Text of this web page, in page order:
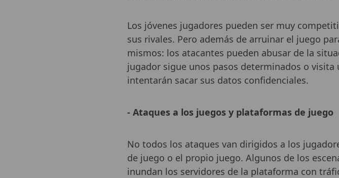
Los jóvenes jugadores pueden ser muy
sus rivales. Pero además de arruinar el juego
mismos: los atacantes pueden abusar de la
jugador sigue unos pasos determinados o
intentarán sacar sus datos confidenciales.
- Ataques a los juegos y plataformas de juego
No todos los ataques van dirigidos a los
de juego o el propio juego. Algunos de los
inundan los servidores de la plataforma con